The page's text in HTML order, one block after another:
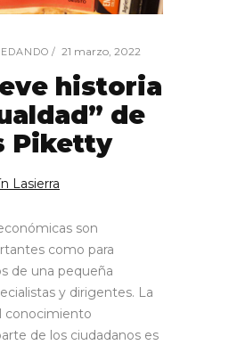
21 marzo, 2022
historia
de
Piketty
Lasierra
son
como para
de una pequeña
y dirigentes. La
conocimiento
de los ciudadanos es